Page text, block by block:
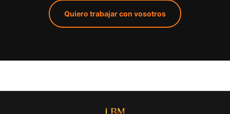
Quiero trabajar con vosotros